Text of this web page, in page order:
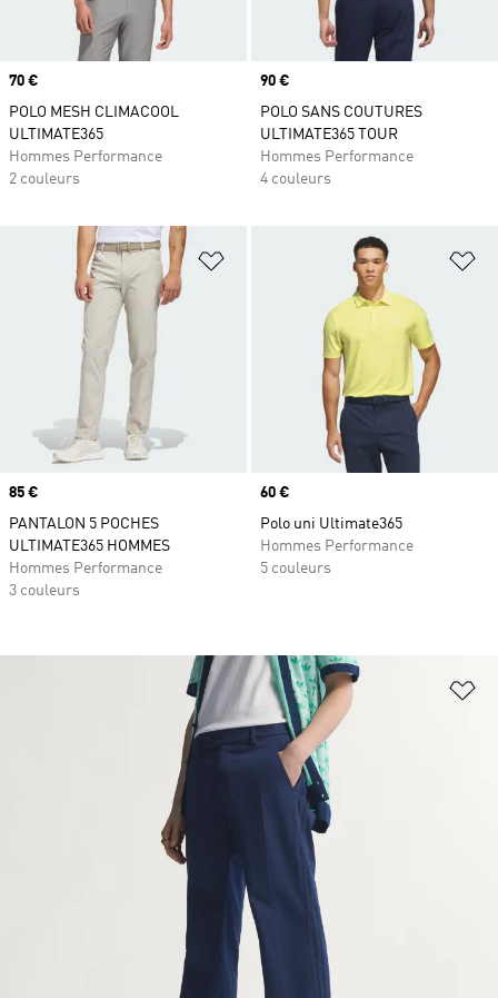
Prix
70 €
POLO MESH CLIMACOOL
ULTIMATE365
Hommes Performance
2 couleurs
Prix
90 €
POLO SANS COUTURES
ULTIMATE365 TOUR
Hommes Performance
4 couleurs
Ajouter à la Liste de produits
Prix
85 €
PANTALON 5 POCHES
ULTIMATE365 HOMMES
Hommes Performance
3 couleurs
Prix
60 €
Polo uni Ultimate365
Hommes Performance
5 couleurs